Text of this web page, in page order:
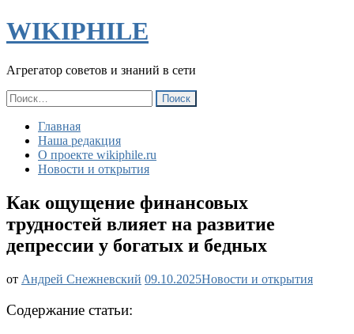
WIKIPHILE
Агрегатор советов и знаний в сети
Найти:
Главная
Наша редакция
О проекте wikiphile.ru
Новости и открытия
Как ощущение финансовых
трудностей влияет на развитие
депрессии у богатых и бедных
от Андрей Снежневский 09.10.2025Как
Новости и открытия
Содержание статьи: